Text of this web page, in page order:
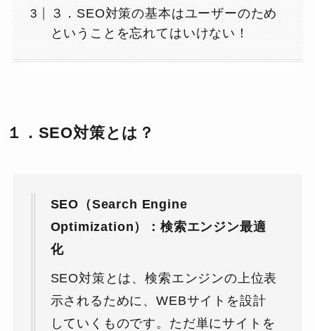
３．SEO対策の基本はユーザーのため
ということを忘れてはいけない！
１．SEO対策とは？
SEO（Search Engine
Optimization）：検索エンジン最適
化
SEO対策とは、検索エンジンの上位表
示されるために、WEBサイトを設計
していくものです。ただ単にサイトを